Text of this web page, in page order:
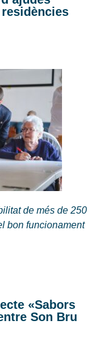
de més de 250
bon funcionament
«Sabors
Son Bru